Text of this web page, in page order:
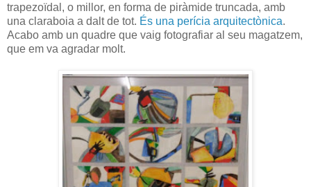
trapezoïdal, o millor, en forma de piràmide truncada, amb
una claraboia a dalt de tot. És una perícia arquitectònica.
Acabo amb un quadre que vaig fotografiar al seu magatzem,
que em va agradar molt.